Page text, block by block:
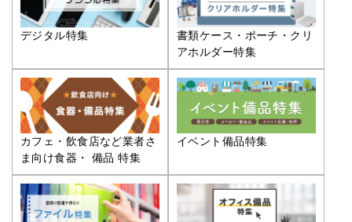
デジタル特集
書類ケース・ポーチ・クリ
アホルダー特集
カフェ・飲食店など業者さ
ま向け食器・ 備品 特集
イベント備品特集